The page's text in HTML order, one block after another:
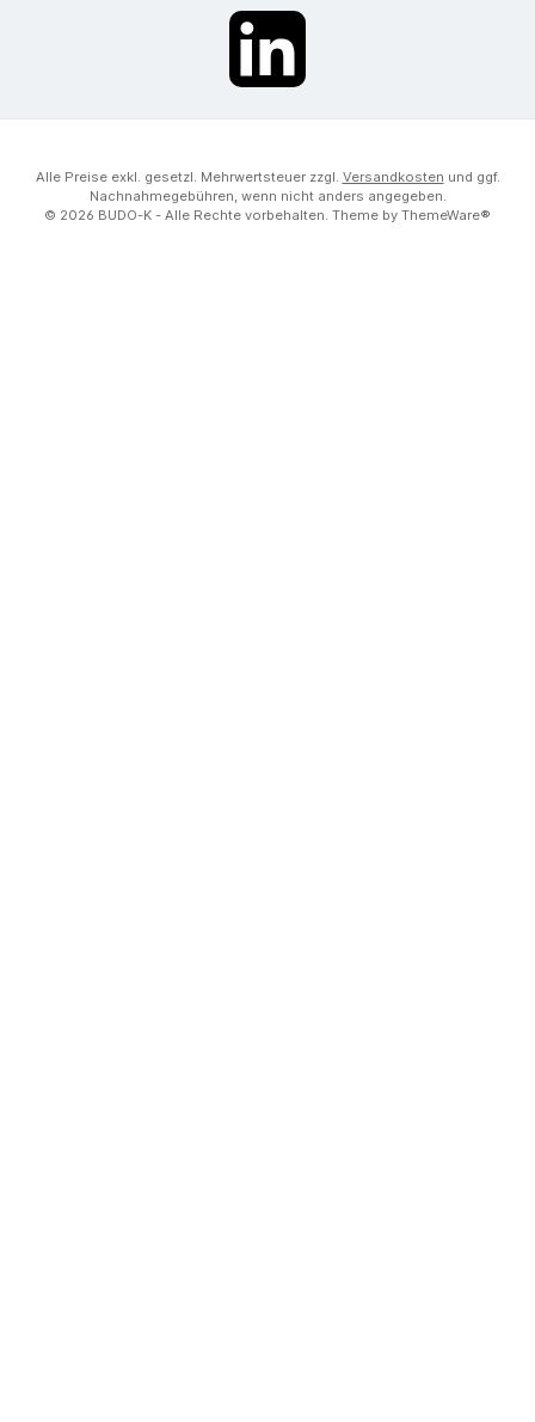
LinkedIn
Alle Preise exkl. gesetzl. Mehrwertsteuer zzgl. Versandkosten und ggf.
Nachnahmegebühren, wenn nicht anders angegeben.
© 2026 BUDO-K - Alle Rechte vorbehalten. Theme by ThemeWare®